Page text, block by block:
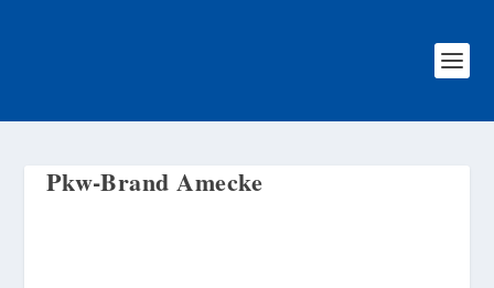
Pkw-Brand Amecke